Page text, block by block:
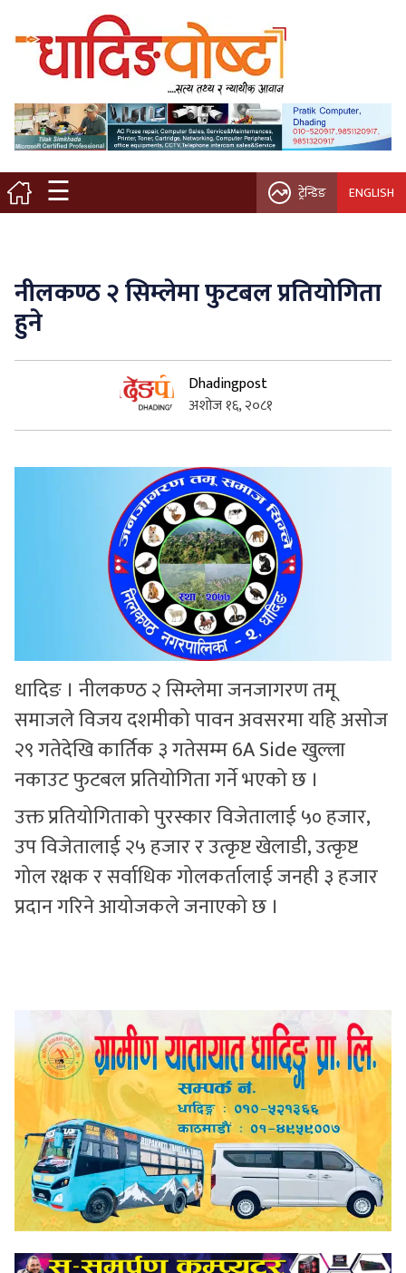
☰
मुख्य पृष्ठ
स्थानीय समाचार
विचार / ब्लग
नगर/गाउँ पालिका
कृषि/सहकारी
साहित्य / संस्कृति
सुचनाहरु
ट्रेन्डिङ ENGLISH
नीलकण्ठ २ सिम्लेमा फुटबल प्रतियोगिता
हुने
Dhadingpost
अशोज १६, २०८१
धादिङ । नीलकण्ठ २ सिम्लेमा जनजागरण तमू
समाजले विजय दशमीको पावन अवसरमा यहि असोज
२९ गतेदेखि कार्तिक ३ गतेसम्म 6A Side खुल्ला
नकाउट फुटबल प्रतियोगिता गर्ने भएको छ ।
उक्त प्रतियोगिताको पुरस्कार विजेतालाई ५० हजार,
उप विजेतालाई २५ हजार र उत्कृष्ट खेलाडी, उत्कृष्ट
गोल रक्षक र सर्वाधिक गोलकर्तालाई जनही ३ हजार
प्रदान गरिने आयोजकले जनाएको छ ।